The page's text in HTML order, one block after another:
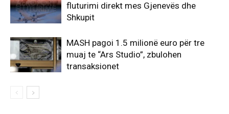
fluturimi direkt mes Gjenevës dhe
Shkupit
MASH pagoi 1.5 milionë euro për tre
muaj te “Ars Studio”, zbulohen
transaksionet